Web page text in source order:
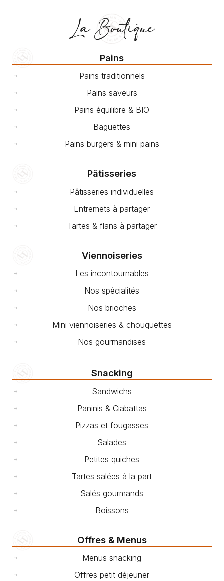
La Boutique
Pains
Pains traditionnels
Pains saveurs
Pains équilibre & BIO
Baguettes
Pains burgers & mini pains
Pâtisseries
Pâtisseries individuelles
Entremets à partager
Tartes & flans à partager
Viennoiseries
Les incontournables
Nos spécialités
Nos brioches
Mini viennoiseries & chouquettes
Nos gourmandises
Snacking
Sandwichs
Paninis & Ciabattas
Pizzas et fougasses
Salades
Petites quiches
Tartes salées à la part
Salés gourmands
Boissons
Offres & Menus
Menus snacking
Offres petit déjeuner